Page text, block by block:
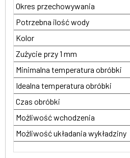
Okres przechowywania
Potrzebna ilość wody
Kolor
Zużycie przy 1 mm
Minimalna temperatura obróbki
Idealna temperatura obróbki
Czas obróbki
Możliwość wchodzenia
Możliwość układania wykładziny